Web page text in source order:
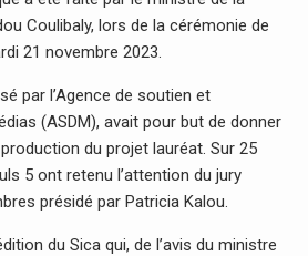
Coulibaly, lors de la cérémonie de
21 novembre 2023.
par l’Agence de soutien et
(ASDM), avait pour but de donner
du projet lauréat. Sur 25
5 ont retenu l’attention du jury
présidé par Patricia Kalou.
du Sica qui, de l’avis du ministre